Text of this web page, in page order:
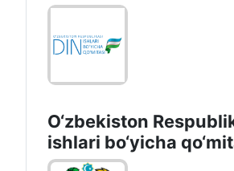
O‘zbekiston
ishlаri bo‘yichа